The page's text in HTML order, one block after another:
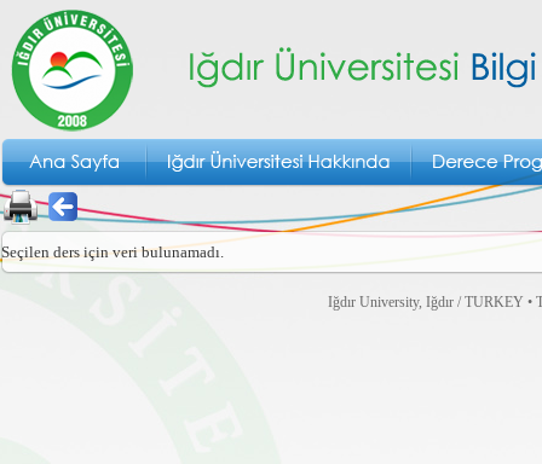
Seçilen ders için veri bulunamadı.
Iğdır University, Iğdır / TURKEY •